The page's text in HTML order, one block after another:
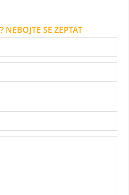
NEBOJTE SE ZEPTAT